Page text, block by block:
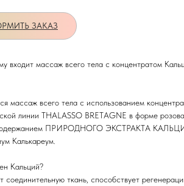
ЗАКАЗ
входит массаж всего тела с концентратом
массаж всего тела с использованием
линии THALASSO BRETAGNE в форме
ПРИРОДНОГО ЭКСТРАКТА КАЛЬЦИЯ,
Калькареум.
Кальций?
соединительную ткань, способствует